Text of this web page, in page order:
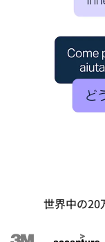
世界中の20